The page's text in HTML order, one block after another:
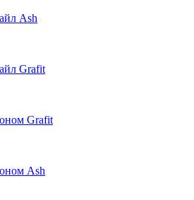
Ash
Grafit
Grafit
Ash